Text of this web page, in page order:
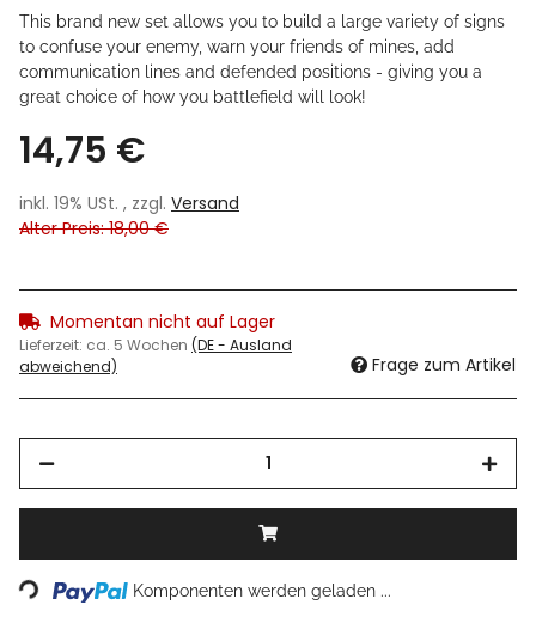
This brand new set allows you to build a large variety of signs
to confuse your enemy, warn your friends of mines, add
communication lines and defended positions - giving you a
great choice of how you battlefield will look!
14,75 €
inkl. 19% USt. , zzgl. Versand
Alter Preis: 18,00 €
Momentan nicht auf Lager
Lieferzeit: ca. 5 Wochen (DE - Ausland
abweichend)
Frage zum Artikel
Loading... Komponenten werden geladen ...